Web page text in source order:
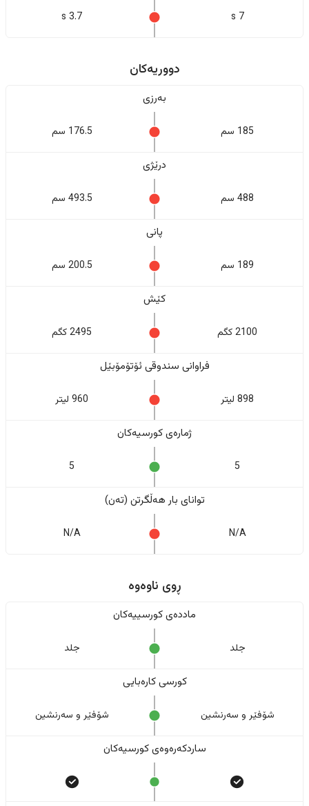
7 s
3.7 s
دووریەکان
بەرزی
185 سم 176.5 سم
درێژی
488 سم 493.5 سم
پانی
189 سم 200.5 سم
کێش
2100 کگم 2495 کگم
فراوانی سندوقی ئۆتۆمۆبێل
898 لیتر 960 لیتر
ژمارەی کورسیەکان
5
5
تواناى بار هەڵگرتن (تەن)
N/A
N/A
ڕوی ناوەوە
ماددەی کورسییەکان
جلد جلد
کورسی کارەبایی
شۆفێر و سەرنشین شۆفێر و سەرنشین
ساردکەرەوەی کورسیەکان